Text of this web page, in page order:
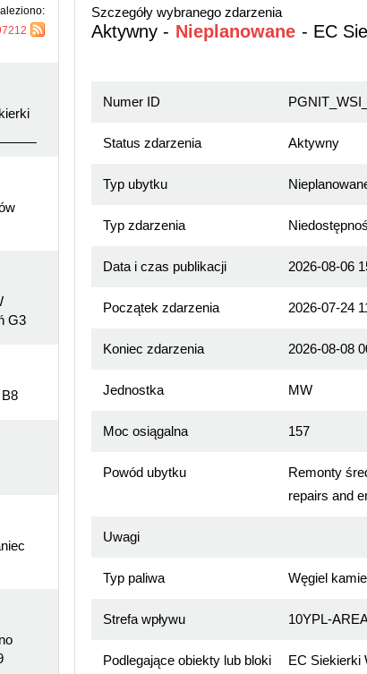
G3
Szczegóły wybranego zdarzenia
Aktywny - Nieplanowane - EC
Numer ID
Status zdarzenia Aktywny
Typ ubytku
Typ zdarzenia
Data i czas publikacji 2026-08-06
Początek zdarzenia 2026-07-24
Koniec zdarzenia 2026-08-08
Jednostka MW
Moc osiągalna 157
Powód ubytku
Remonty
repairs and
Uwagi
Typ paliwa Węgiel
Strefa wpływu 10YPL-
Podlegające obiekty lub bloki EC Siekierki